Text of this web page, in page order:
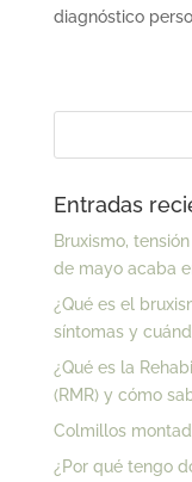
diagnóstico
Entradas
Bruxismo,
de mayo acaba
¿Qué es el
síntomas y
¿Qué es la
(RMR) y cómo
Colmillos
¿Por qué tengo